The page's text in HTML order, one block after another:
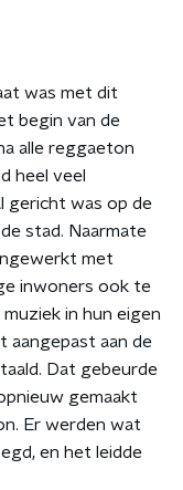
was met dit
begin van de
alle reggaeton
heel veel
gericht was op de
stad. Naarmate
met
inwoners ook te
in hun eigen
aangepast aan de
Dat gebeurde
gemaakt
Er werden wat
en het leidde